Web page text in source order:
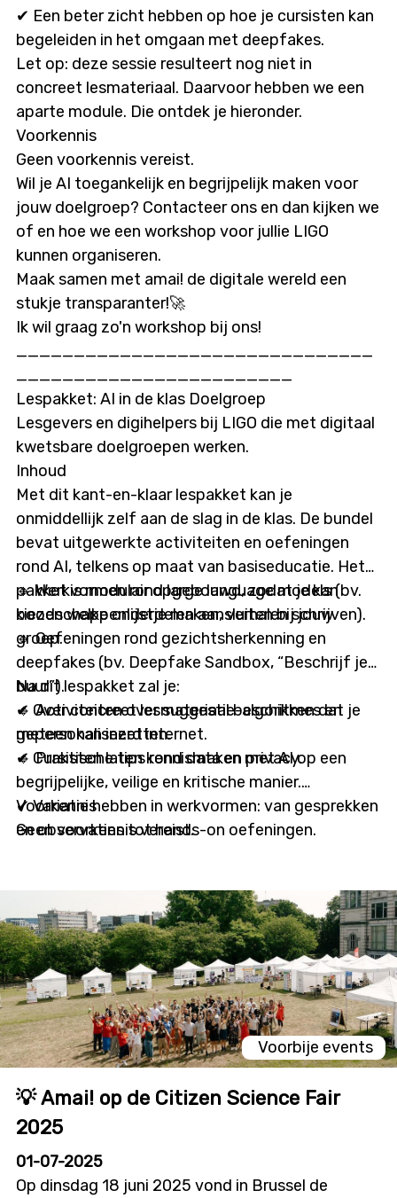
✔ Een beter zicht hebben op hoe je cursisten kan
begeleiden in het omgaan met deepfakes.
Let op: deze sessie resulteert nog niet in
concreet lesmateriaal. Daarvoor hebben we een
aparte module. Die ontdek je hieronder.
Voorkennis
Geen voorkennis vereist.
Wil je AI toegankelijk en begrijpelijk maken voor
jouw doelgroep? Contacteer ons en dan kijken we
of en hoe we een workshop voor jullie LIGO
kunnen organiseren.
Maak samen met amai! de digitale wereld een
stukje transparanter!🚀
Ik wil graag zo'n workshop bij ons!
_______________________________
________________________
Lespakket: AI in de klas Doelgroep
Lesgevers en digihelpers bij LIGO die met digitaal
kwetsbare doelgroepen werken.
Inhoud
Met dit kant-en-klaar lespakket kan je
onmiddellijk zelf aan de slag in de klas. De bundel
bevat uitgewerkte activiteiten en oefeningen
rond AI, telkens op maat van basiseducatie. Het
pakket is modulair opgebouwd, zodat je kan
kiezen welke onderdelen aansluiten bij jouw
groep.
🔹 Werkvormen rond large language models (bv.
boodschappenlijstje maken, verhalen schrijven).
🔹 Oefeningen rond gezichtsherkenning en
deepfakes (bv. Deepfake Sandbox, “Beschrijf je
buur”).
🔹 Activiteiten over suggestie-algoritmes en
gepersonaliseerd internet.
🔹 Praktische tips rond data en privacy.
Na dit lespakket zal je:
✔ Over concreet lesmateriaal beschikken dat je
meteen kan inzetten.
✔ Cursisten laten kennismaken met AI op een
begrijpelijke, veilige en kritische manier.
✔ Variatie hebben in werkvormen: van gesprekken
en observaties tot hands-on oefeningen.
Voorkennis
Geen voorkennis vereist.
Voorbije events
💡 Amai! op de Citizen Science Fair
2025
01-07-2025
Op dinsdag 18 juni 2025 vond in Brussel de